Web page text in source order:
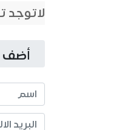
لاتوجد
أضف